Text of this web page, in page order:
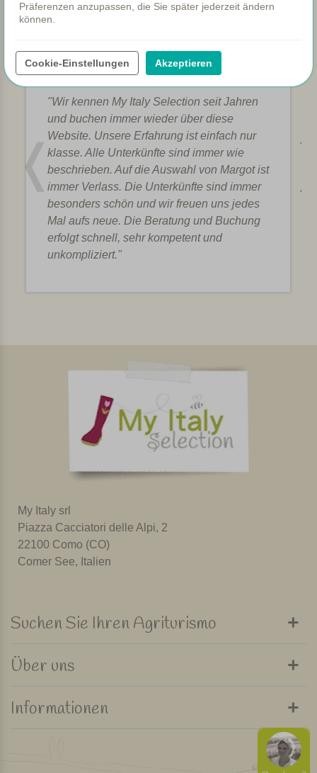
Nicole 10/10
"Wir kennen My Italy Selection seit Jahren
und buchen immer wieder über diese
Website. Unsere Erfahrung ist einfach nur
klasse. Alle Unterkünfte sind immer wie
beschrieben. Auf die Auswahl von Margot ist
immer Verlass. Die Unterkünfte sind immer
besonders schön und wir freuen uns jedes
Mal aufs neue. Die Beratung und Buchung
erfolgt schnell, sehr kompetent und
unkompliziert."
My Italy srl
Piazza Cacciatori delle Alpi, 2
22100 Como (CO)
Comer See, Italien
Suchen Sie Ihren Agriturismo
Über uns
Informationen
Präferenzen anzupassen, die Sie später jederzeit ändern
können.
Cookie-Einstellungen Akzeptieren